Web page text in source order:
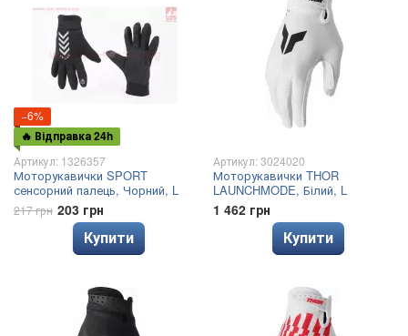
−6%
🔥 Відправка 24h
Артикул: 1326357
Моторукавички SPORT
сенсорний палець, Чорний, L
217 грн 203 грн
Купити
Артикул: 3024020
Моторукавички THOR
LAUNCHMODE, Білий, L
1 462 грн
Купити